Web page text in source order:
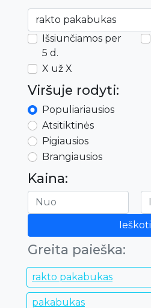
Išsiunčiamos per
5 d.
X už X
Viršuje rodyti:
Populiariausios
Atsitiktinės
Pigiausios
Brangiausios
Kaina:
Ieškoti
Greita paieška:
rakto pakabukas
pakabukas